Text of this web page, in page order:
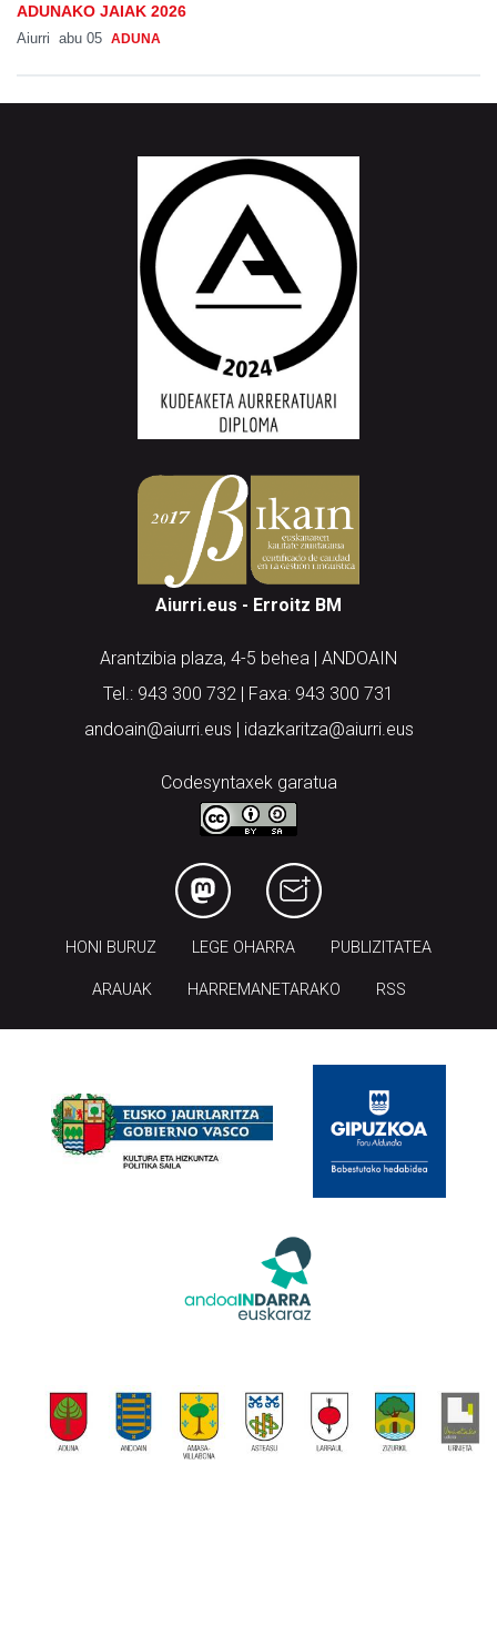
ADUNAKO JAIAK 2026
Aiurri abu 05 ADUNA
Aiurri.eus - Erroitz BM
Arantzibia plaza, 4-5 behea | ANDOAIN
Tel.: 943 300 732 | Faxa: 943 300 731
andoain@aiurri.eus | idazkaritza@aiurri.eus
Codesyntaxek garatua
HONI BURUZ LEGE OHARRA PUBLIZITATEA
ARAUAK HARREMANETARAKO RSS